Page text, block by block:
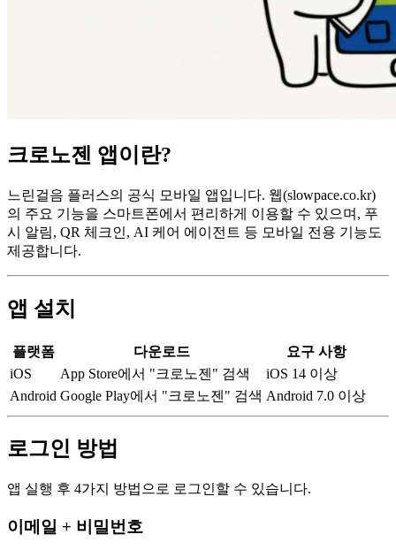
크로노젠 앱이란?
느린걸음 플러스의 공식 모바일 앱입니다. 웹(slowpace.co.kr)
의 주요 기능을 스마트폰에서 편리하게 이용할 수 있으며, 푸
시 알림, QR 체크인, AI 케어 에이전트 등 모바일 전용 기능도
제공합니다.
앱 설치
플랫폼 다운로드
요구 사항
iOS
App Store에서 "크로노젠" 검색
iOS 14 이상
Android Google Play에서 "크로노젠" 검색 Android 7.0 이상
로그인 방법
앱 실행 후 4가지 방법으로 로그인할 수 있습니다.
이메일 + 비밀번호